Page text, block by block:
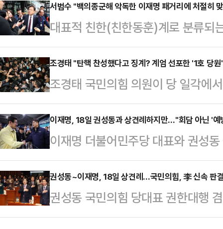
열린 외교통일위원회 전체회의에
회의가 졸속으로 진행된 것에 대해
리 알려주지 않았다"며 "막판에 아
이 서서 (국무회의를) 소집해 그렇
의힘 의원이 윤 대통령이 비상계엄
자 조 장관은 "(…
서범수 "백의종군해 악독한 이재명 패거리에 처절히
대표적 친한(친한동훈)계로 분류되
군해 정통보수 정당의 일원으로서
우겠다"고 밝혔다.서범수 총장은
사무총장직을 사퇴한다"며 이같이
터 당을 변화와 쇄신으로 이끌고,
한 탄핵, 특검 남발, 일방적 예산처
부터 시작된 혼란스러운 정국 속에
벌어졌다"고 입을 열었다.…
조경태 "탄핵 찬성했다고 징계? 계엄 선포한 '1호 당
조경태 국민의힘 의원이 당 일각에
에 대한 징계 요구가 나오는 것에
을 밝히고 국민의 뜻에 반하는 행위
야 한다"고 받아쳤다.조경태 의원
기자들과 만나 '탄핵안에 찬성한 의
나온다'는 질문에 "위헌적인, 위법
대해야 하는 게 옳지 않느냐. 잘못
다"면서 이같이 말했다…
이재명, 18일 권성동과 상견례하지만…"회담 아닌 '예
이재명 더불어민주당 대표와 권성
가 상견례를 겸해 회동한다. 윤석열
추안 가결 이후 여야 수장이 회동하
'예방(禮訪)' 형식이 될 전망이다.
"권성동 국민의힘 당대표 권한대행
권성동~이재명, 18일 상견례…국민의힘, 李 신속 판
권성동 국민의힘 당대표 권한대행
주당 대표와 첫 상견례를 가지기로